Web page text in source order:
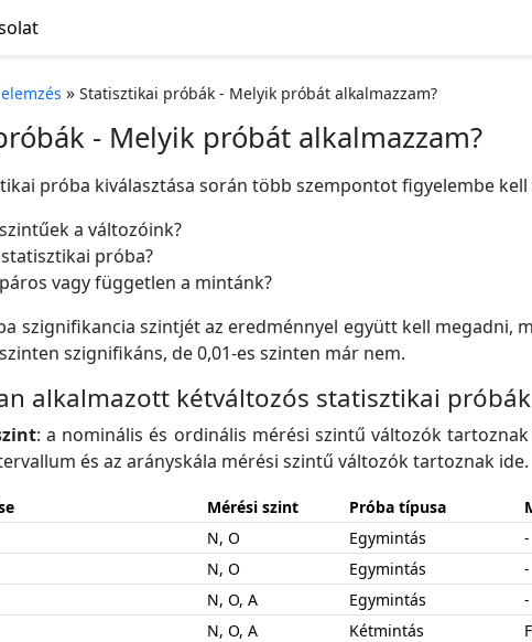
» Statisztikai próbák - Melyik próbát alkalmazzam?
- Melyik próbát alkalmazzam?
próba kiválasztása során több szempontot figyelembe kell
a változóink?
próba?
vagy független a mintánk?
szignifikancia szintjét az eredménnyel együtt kell megadni,
szignifikáns, de 0,01-es szinten már nem.
alkalmazott kétváltozós statisztikai próbák
: a nominális és ordinális mérési szintű változók tartoznak
és az arányskála mérési szintű változók tartoznak ide.
Mérési szint Próba típusa
N, O Egymintás
-
N, O Egymintás
-
N, O, A Egymintás
-
N, O, A Kétmintás